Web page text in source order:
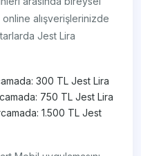
online alışverişlerinizde
Jest Lira
300 TL Jest Lira
750 TL Jest Lira
1.500 TL Jest